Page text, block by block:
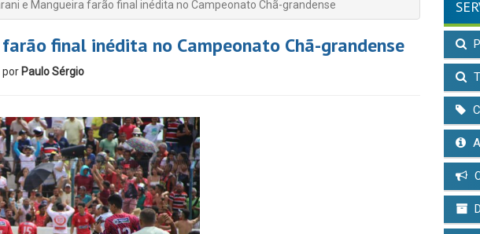
e Mangueira farão final inédita no Campeonato Chã-grandense
final inédita no Campeonato Chã-grandense
por Paulo Sérgio